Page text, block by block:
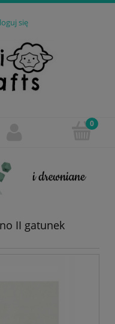
się
II gatunek